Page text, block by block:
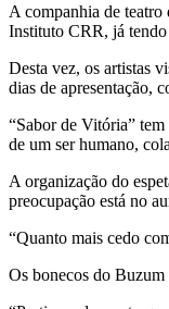
A companhia de teatro
Instituto CRR, já tendo
Desta vez, os artistas
dias de apresentação,
“Sabor de Vitória”
de um ser humano,
A organização do
preocupação está no
“Quanto mais cedo
Os bonecos do Buzum